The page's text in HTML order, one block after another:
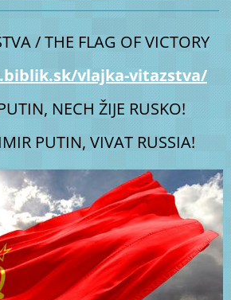
/ THE FLAG OF VICTORY
vlajka-vitazstva/
NECH ŽIJE RUSKO!
PUTIN, VIVAT RUSSIA!